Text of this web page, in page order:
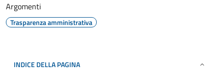
Argomenti
Trasparenza amministrativa
INDICE DELLA PAGINA